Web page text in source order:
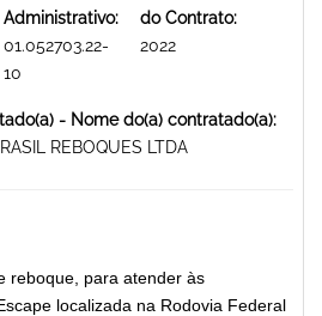
Administrativo:
01.052703.22-
10
do Contrato:
2022
- Nome do(a) contratado(a):
REBOQUES LTDA
reboque, para atender às
localizada na Rodovia Federal